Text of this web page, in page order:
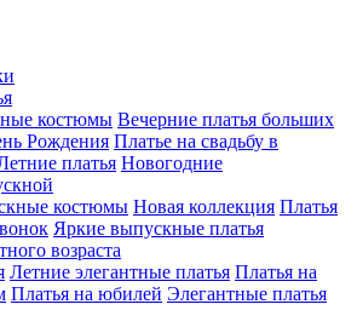
костюмы Вечерние платья больших
Рождения Платье на свадьбу в
платья Новогодние
костюмы Новая коллекция Платья
Яркие выпускные платья
возраста
Летние элегантные платья Платья на
Платья на юбилей Элегантные платья